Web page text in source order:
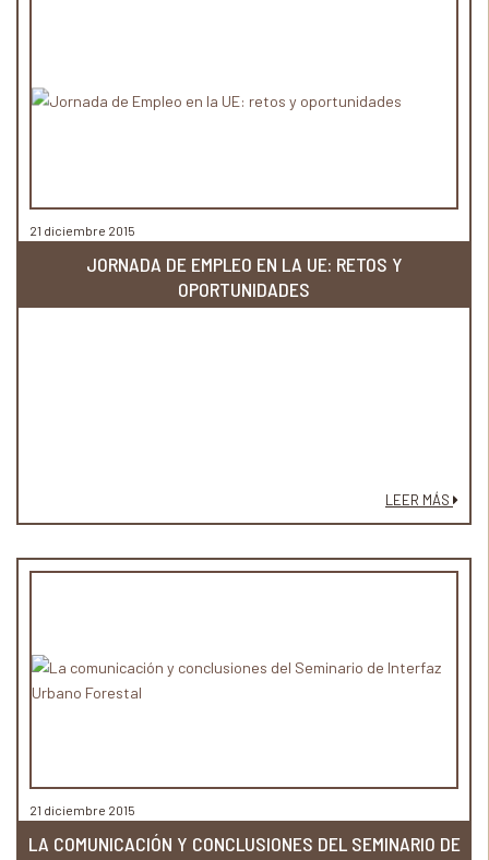
21 diciembre 2015
JORNADA DE EMPLEO EN LA UE: RETOS Y
OPORTUNIDADES
LEER MÁS
21 diciembre 2015
LA COMUNICACIÓN Y CONCLUSIONES DEL SEMINARIO DE